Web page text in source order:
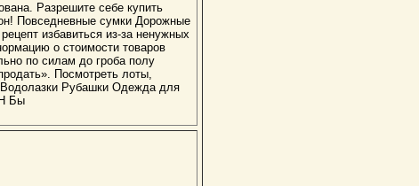
Разрешите себе купить
Повседневные сумки Дорожные
избавиться из-за ненужных
о стоимости товаров
по силам до гроба полу
Посмотреть лоты,
Водолазки Рубашки Одежда для
Бы